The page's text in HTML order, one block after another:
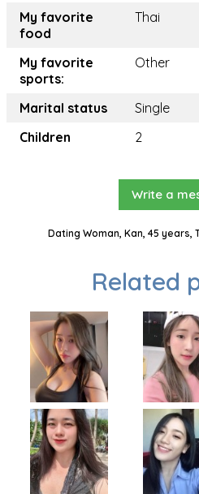
My favorite
food
Thai
My favorite
sports:
Other
Marital status
Single
Children
2
Write a
Dating Woman, Kan, 45 years,
Related